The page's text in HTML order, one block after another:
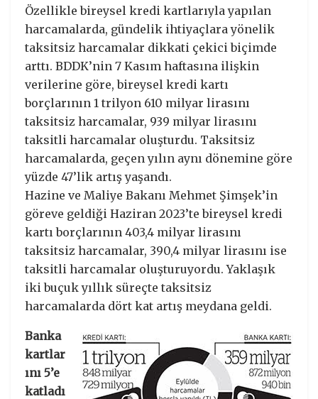
Özellikle bireysel kredi kartlarıyla yapılan
harcamalarda, gündelik ihtiyaçlara yönelik
taksitsiz harcamalar dikkati çekici biçimde
arttı. BDDK’nin 7 Kasım haftasına ilişkin
verilerine göre, bireysel kredi kartı
borçlarının 1 trilyon 610 milyar lirasını
taksitsiz harcamalar, 939 milyar lirasını
taksitli harcamalar oluşturdu. Taksitsiz
harcamalarda, geçen yılın aynı dönemine göre
yüzde 47’lik artış yaşandı.
Hazine ve Maliye Bakanı Mehmet Şimşek’in
göreve geldiği Haziran 2023’te bireysel kredi
kartı borçlarının 403,4 milyar lirasını
taksitsiz harcamalar, 390,4 milyar lirasını ise
taksitli harcamalar oluşturuyordu. Yaklaşık
iki buçuk yıllık süreçte taksitsiz
harcamalarda dört kat artış meydana geldi.
Banka
kartlar
ını 5’e
katladı